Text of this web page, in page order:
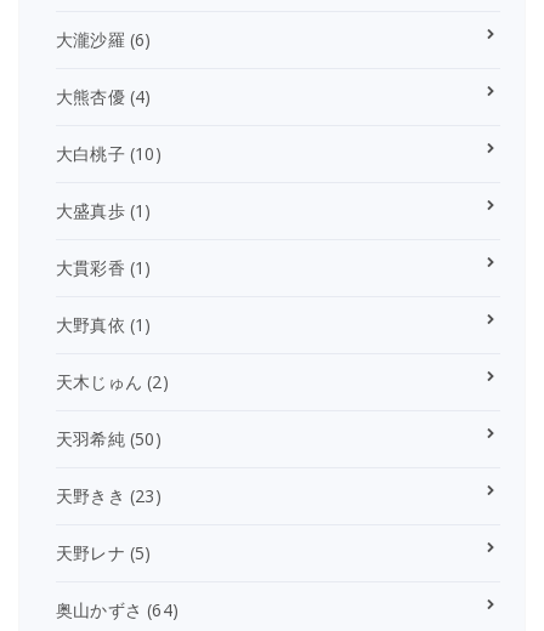
大瀧沙羅 (6)
大熊杏優(4)
大白桃子(10)
大盛真歩(1)
大貫彩香 (1)
大野真依 (1)
天木じゅん (2)
天羽希純(50)
天野きき (23)
天野レナ (5)
奥山かずさ (64)